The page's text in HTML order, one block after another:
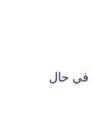
في حال